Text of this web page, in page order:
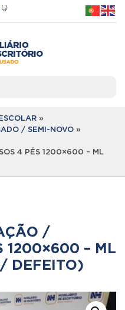
⁽ᵃ⁾
»
/ SEMI-NOVO »
4 PÉS 1200×600 – ML
/
1200×600 – ML
DEFEITO)